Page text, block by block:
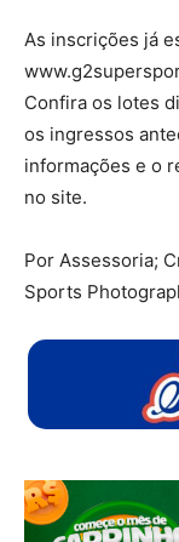
As inscrições já
Confira os lotes
os ingressos
informações e o
no site.
Por Assessoria;
Sports